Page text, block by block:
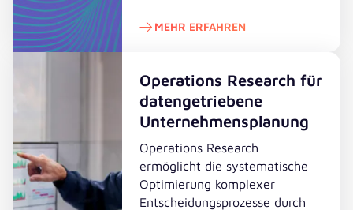
MEHR ERFAHREN
Operations Research für
datengetriebene
Unternehmensplanung
Operations Research
ermöglicht die systematische
Optimierung komplexer
Entscheidungsprozesse durch